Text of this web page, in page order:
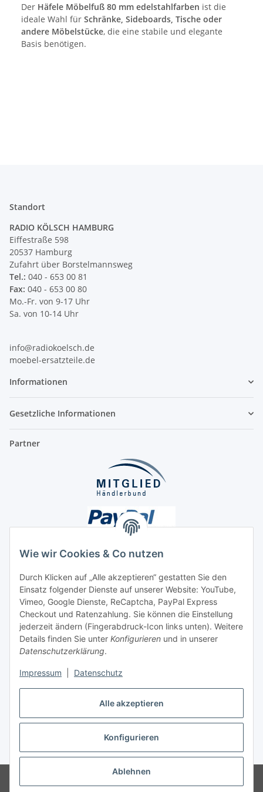
Alle akzeptieren
Konfigurieren
Ablehnen
Wie wir Cookies & Co nutzen
Durch Klicken auf „Alle akzeptieren“ gestatten Sie den
Einsatz folgender Dienste auf unserer Website: YouTube,
Vimeo, Google Dienste, ReCaptcha, PayPal Express
Checkout und Ratenzahlung. Sie können die Einstellung
jederzeit ändern (Fingerabdruck-Icon links unten). Weitere
Details finden Sie unter Konfigurieren und in unserer
Datenschutzerklärung.
Impressum Datenschutz
Der Häfele Möbelfuß 80 mm edelstahlfarben ist die
ideale Wahl für Schränke, Sideboards, Tische oder
andere Möbelstücke, die eine stabile und elegante
Basis benötigen.
Standort
RADIO KÖLSCH HAMBURG
Eiffestraße 598
20537 Hamburg
Zufahrt über Borstelmannsweg
Tel.: 040 - 653 00 81
Fax: 040 - 653 00 80
Mo.-Fr. von 9-17 Uhr
Sa. von 10-14 Uhr
info@radiokoelsch.de
moebel-ersatzteile.de
Informationen
Gesetzliche Informationen
Partner
Unsere Seiten
Social Media
Vertrag widerrufen
* Alle Preise inkl. gesetzlicher USt., ** siehe Lieferbedingungen, zzgl.
Versand
Onlineshop für Endkunden und Wiederverkäufer